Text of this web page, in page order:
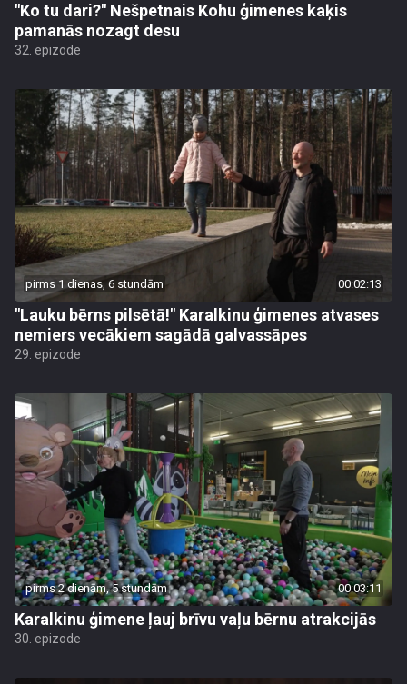
"Ko tu dari?" Nešpetnais Kohu ģimenes kaķis
pamanās nozagt desu
32. epizode
pirms 1 dienas, 6 stundām 00:02:13
"Lauku bērns pilsētā!" Karalkinu ģimenes atvases
nemiers vecākiem sagādā galvassāpes
29. epizode
pirms 2 dienām, 5 stundām 00:03:11
Karalkinu ģimene ļauj brīvu vaļu bērnu atrakcijās
30. epizode